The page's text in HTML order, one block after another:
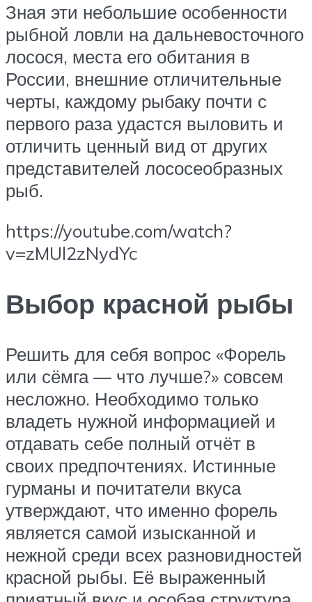
Зная эти небольшие особенности
рыбной ловли на дальневосточного
лосося, места его обитания в
России, внешние отличительные
черты, каждому рыбаку почти с
первого раза удастся выловить и
отличить ценный вид от других
представителей лососеобразных
рыб.
https://youtube.com/watch?
v=zMUl2zNydYc
Выбор красной рыбы
Решить для себя вопрос «Форель
или сёмга — что лучше?» совсем
несложно. Необходимо только
владеть нужной информацией и
отдавать себе полный отчёт в
своих предпочтениях. Истинные
гурманы и почитатели вкуса
утверждают, что именно форель
является самой изысканной и
нежной среди всех разновидностей
красной рыбы. Её выраженный